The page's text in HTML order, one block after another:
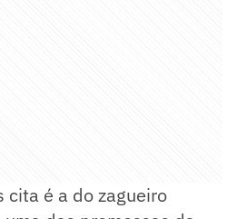
cita é a do zagueiro